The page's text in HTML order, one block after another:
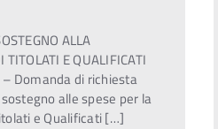
ALLA
TITOLATI E QUALIFICATI
– Domanda di richiesta
alle spese per la
e Qualificati […]